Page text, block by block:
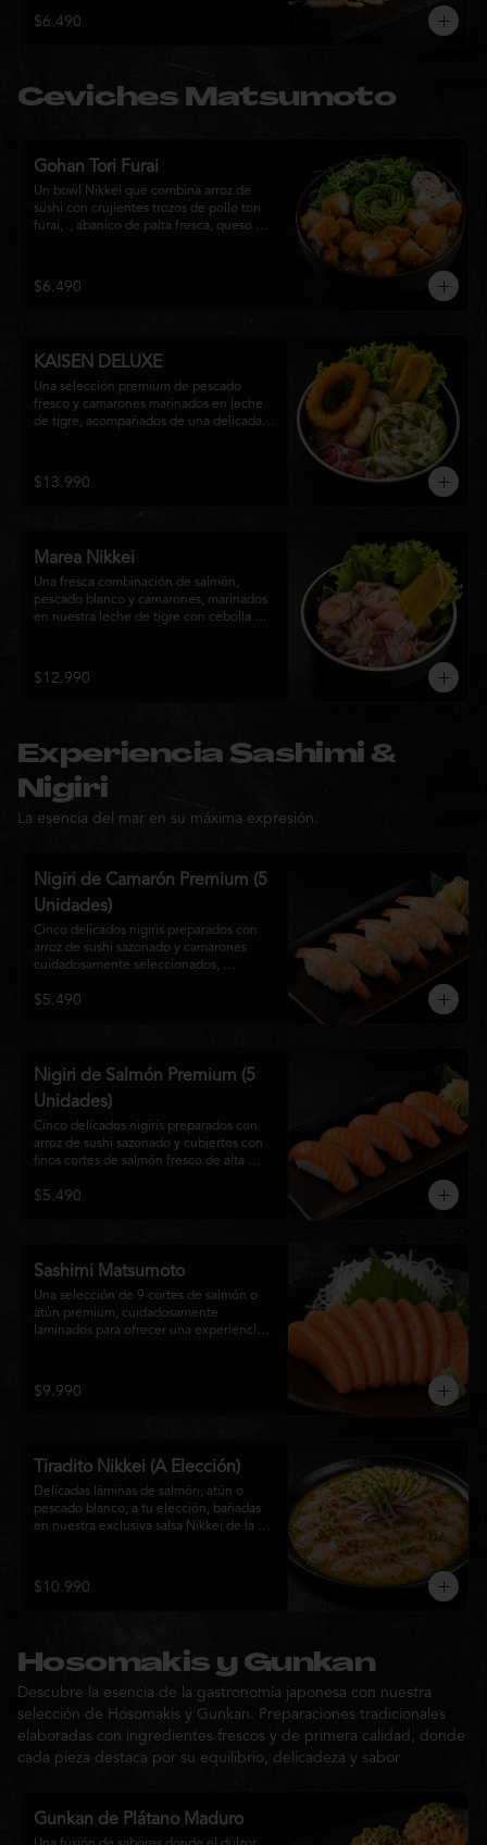
corona con salmón y pescado blanco en
tempura, cebolla morada, una sedosa
logrando una experiencia intensa,
equilibrada y auténticamente nikkei.
$6.490
Ceviches Matsumoto
Gohan Tori Furai
Un bowl Nikkei que combina arroz de
sushi con crujientes trozos de pollo tori
furai,  , abanico de palta fresca, queso
sabores que equilibra lo crocante, lo
fresco y lo cremoso en cada bocado.
$6.490
KAISEN DELUXE
Una selección premium de pescado
fresco y camarones marinados en leche
de tigre, acompañados de una delicada
que combina frescura, textura y
elegancia en cada bocado.
$13.990
Marea Nikkei
Una fresca combinación de salmón,
pescado blanco y camarones, marinados
en nuestra leche de tigre con cebolla
para una experiencia Nikkei llena de
frescura, equilibrio y sabor.
$12.990
Experiencia Sashimi &
Nigiri
La esencia del mar en su máxima expresión.
Nigiri de Camarón Premium (5
Unidades)
Cinco delicados nigiris preparados con
arroz de sushi sazonado y camarones
cuidadosamente seleccionados,
Su textura suave, frescura y sabor natural
$5.490
Nigiri de Salmón Premium (5
Unidades)
Cinco delicados nigiris preparados con
arroz de sushi sazonado y cubiertos con
finos cortes de salmón fresco de alta
gastronomía japonesa que destaca por su
$5.490
Sashimi Matsumoto
Una selección de 9 cortes de salmón o
atún premium, cuidadosamente
laminados para ofrecer una experiencia
$9.990
Tiradito Nikkei (A Elección)
Delicadas láminas de salmón, atún o
pescado blanco, a tu elección, bañadas
en nuestra exclusiva salsa Nikkei de la
palta, cebolla morada, ají fresco, brotes y
sésamo, ofreciendo una experiencia
$10.990
Hosomakis y Gunkan
Descubre la esencia de la gastronomía japonesa con nuestra
selección de Hosomakis y Gunkan. Preparaciones tradicionales
elaboradas con ingredientes frescos y de primera calidad, donde
cada pieza destaca por su equilibrio, delicadeza y sabor
Gunkan de Plátano Maduro